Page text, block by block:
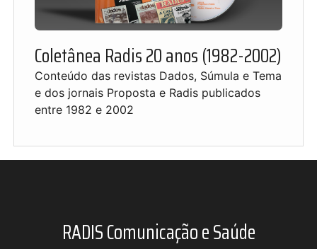
Coletânea Radis 20 anos (1982-2002)
Conteúdo das revistas Dados, Súmula e Tema
e dos jornais Proposta e Radis publicados
entre 1982 e 2002
RADIS Comunicação e Saúde